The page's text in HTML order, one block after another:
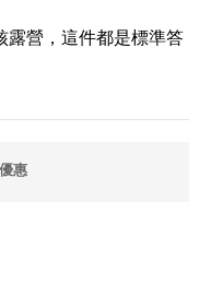
營，這件都是標準答
惠